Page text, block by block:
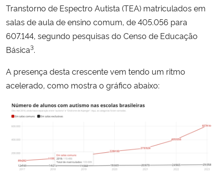
Transtorno de Espectro Autista (TEA) matriculados em
salas de aula de ensino comum, de 405.056 para
607.144, segundo pesquisas do Censo de Educação
Básica3.
A presença desta crescente vem tendo um ritmo
acelerado, como mostra o gráfico abaixo: